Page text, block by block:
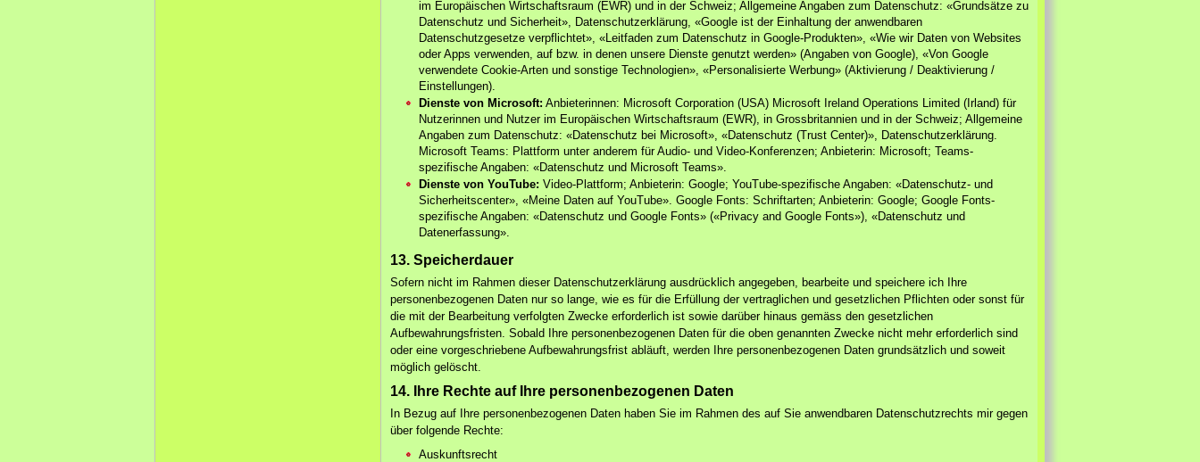
im Europäischen Wirtschaftsraum (EWR) und in der Schweiz; Allgemeine Angaben zum Datenschutz: «Grundsätze zu
Datenschutz und Sicherheit», Datenschutzerklärung, «Google ist der Einhaltung der anwendbaren
Datenschutzgesetze verpflichtet», «Leitfaden zum Datenschutz in Google-Produkten», «Wie wir Daten von Websites
oder Apps verwenden, auf bzw. in denen unsere Dienste genutzt werden» (Angaben von Google), «Von Google
verwendete Cookie-Arten und sonstige Technologien», «Personalisierte Werbung» (Aktivierung / Deaktivierung /
Einstellungen).
Dienste von Microsoft: Anbieterinnen: Microsoft Corporation (USA) Microsoft Ireland Operations Limited (Irland) für
Nutzerinnen und Nutzer im Europäischen Wirtschaftsraum (EWR), in Grossbritannien und in der Schweiz; Allgemeine
Angaben zum Datenschutz: «Datenschutz bei Microsoft», «Datenschutz (Trust Center)», Datenschutzerklärung.
Microsoft Teams: Plattform unter anderem für Audio- und Video-Konferenzen; Anbieterin: Microsoft; Teams-
spezifische Angaben: «Datenschutz und Microsoft Teams».
Dienste von YouTube: Video-Plattform; Anbieterin: Google; YouTube-spezifische Angaben: «Datenschutz- und
Sicherheitscenter», «Meine Daten auf YouTube». Google Fonts: Schriftarten; Anbieterin: Google; Google Fonts-
spezifische Angaben: «Datenschutz und Google Fonts» («Privacy and Google Fonts»), «Datenschutz und
Datenerfassung».
13. Speicherdauer
Sofern nicht im Rahmen dieser Datenschutzerklärung ausdrücklich angegeben, bearbeite und speichere ich Ihre
personenbezogenen Daten nur so lange, wie es für die Erfüllung der vertraglichen und gesetzlichen Pflichten oder sonst für
die mit der Bearbeitung verfolgten Zwecke erforderlich ist sowie darüber hinaus gemäss den gesetzlichen
Aufbewahrungsfristen. Sobald Ihre personenbezogenen Daten für die oben genannten Zwecke nicht mehr erforderlich sind
oder eine vorgeschriebene Aufbewahrungsfrist abläuft, werden Ihre personenbezogenen Daten grundsätzlich und soweit
möglich gelöscht.
14. Ihre Rechte auf Ihre personenbezogenen Daten
In Bezug auf Ihre personenbezogenen Daten haben Sie im Rahmen des auf Sie anwendbaren Datenschutzrechts mir gegen
über folgende Rechte:
Auskunftsrecht